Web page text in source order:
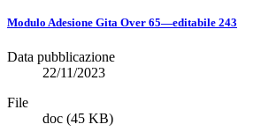
Modulo Adesione Gita Over 65—editabile 243
Data pubblicazione
22/11/2023
File
doc (45 KB)